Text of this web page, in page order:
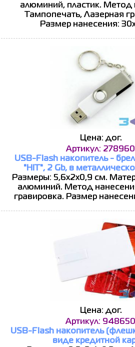
алюминий, пластик. Метод
Тампопечать, Лазерная
Размер нанесения:
Цена: дог.
Артикул: 278960
USB-Flash накопитель -
"HIT", 2 Gb, в
Размеры: 5,6х2х0,9 см.
алюминий. Метод
гравировка. Размер
Цена: дог.
Артикул: 948650
USB-Flash накопитель
виде кредитной